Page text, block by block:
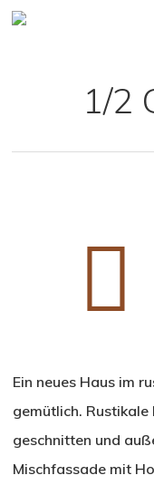
Skip
1/2
Ein neues Haus im
gemütlich.
geschnitten und
Mischfassade mit